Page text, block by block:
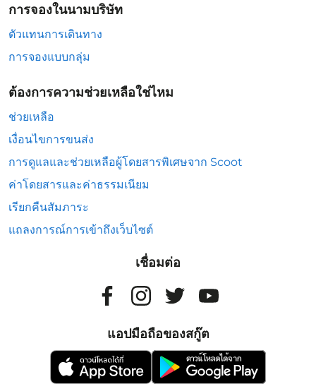
การจองในนามบริษัท
ตัวแทนการเดินทาง
การจองแบบกลุ่ม
ต้องการความช่วยเหลือใช่ไหม
ช่วยเหลือ
เงื่อนไขการขนส่ง
การดูแลและช่วยเหลือผู้โดยสารพิเศษจาก Scoot
ค่าโดยสารและค่าธรรมเนียม
เรียกคืนสัมภาระ
แถลงการณ์การเข้าถึงเว็บไซต์
เชื่อมต่อ
แอปมือถือของสกู๊ต